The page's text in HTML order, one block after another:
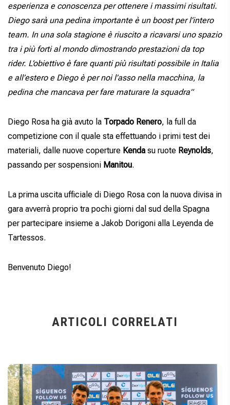
esperienza e conoscenza per ottenere i massimi risultati.
Diego sarà una pedina importante è un boost per l’intero
team. In una sola stagione è riuscito a ricavarsi uno spazio
tra i più forti al mondo dimostrando prestazioni da top
rider. L’obiettivo è fare quanti più risultati possibile in Italia
e all’estero e Diego è per noi l’asso nella macchina, la
pedina che mancava per fare maturare la squadra”
Diego Rosa ha già avuto la Torpado Renero, la full da
competizione con il quale sta effettuando i primi test dei
materiali, dalle nuove coperture Kenda su ruote Reynolds,
passando per sospensioni Manitou.
La prima uscita ufficiale di Diego Rosa con la nuova divisa in
gara avverrà proprio tra pochi giorni dal sud della Spagna
per partecipare insieme a Jakob Dorigoni alla Leyenda de
Tartessos.
Benvenuto Diego!
ARTICOLI CORRELATI